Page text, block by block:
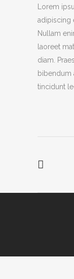
Lorem
adipiscing
Nullam
laoreet
diam.
bibendum
tincidunt